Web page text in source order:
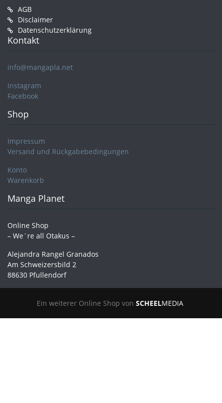
AGB
Disclaimer
Datenschutzerklärung
Kontakt
info@mangapla.net
Instagram
Facebook
Shop
Impressum
Versand und Rückgabebedingungen
Konto
Warenkorb
Manga Planet
Online Shop
– We´re all Otakus –
Alejandra Rangel Granados
Am Schweizersbild 2
88630 Pfullendorf
Ein weiterer Online Shop von SCHEELMEDIA